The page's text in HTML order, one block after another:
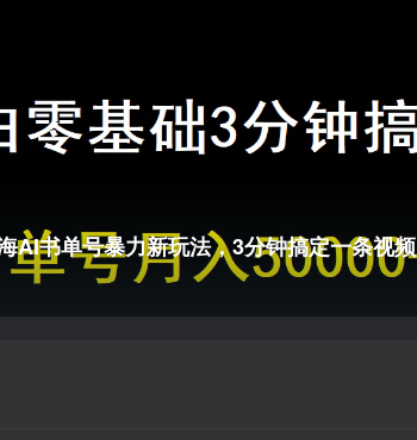
AI书单号暴力新玩法，3分钟搞定一条视频